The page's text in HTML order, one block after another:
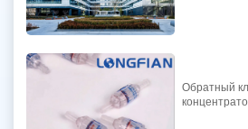
Обратный